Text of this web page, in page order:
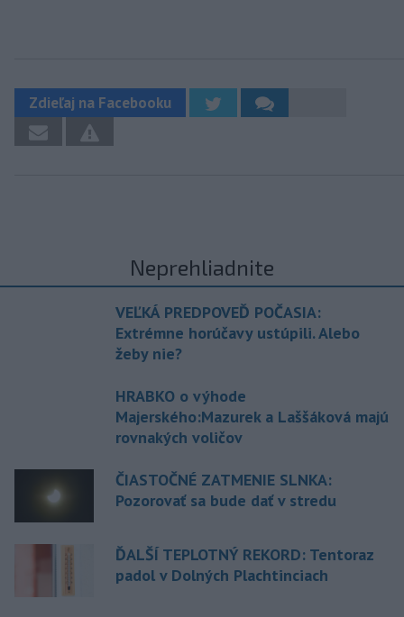
Zdieľaj na Facebooku
Neprehliadnite
VEĽKÁ PREDPOVEĎ POČASIA:
Extrémne horúčavy ustúpili. Alebo
žeby nie?
HRABKO o výhode
Majerského:Mazurek a Laššáková majú
rovnakých voličov
ČIASTOČNÉ ZATMENIE SLNKA:
Pozorovať sa bude dať v stredu
ĎALŠÍ TEPLOTNÝ REKORD: Tentoraz
padol v Dolných Plachtinciach